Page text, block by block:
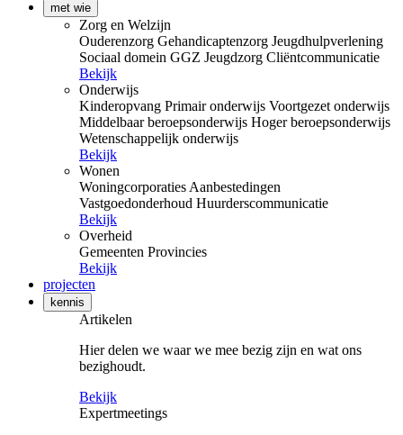
met wie
Zorg en Welzijn
Ouderenzorg Gehandicaptenzorg Jeugdhulpverlening
Sociaal domein GGZ Jeugdzorg Cliëntcommunicatie
Bekijk
Onderwijs
Kinderopvang Primair onderwijs Voortgezet onderwijs
Middelbaar beroepsonderwijs Hoger beroepsonderwijs
Wetenschappelijk onderwijs
Bekijk
Wonen
Woningcorporaties Aanbestedingen
Vastgoedonderhoud Huurderscommunicatie
Bekijk
Overheid
Gemeenten Provincies
Bekijk
projecten
kennis
Artikelen
Hier delen we waar we mee bezig zijn en wat ons
bezighoudt.
Bekijk
Expertmeetings